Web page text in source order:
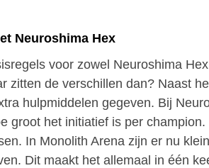
Neuroshima Hex
voor zowel Neuroshima
zitten de verschillen dan? Naast
hulpmiddelen gegeven. Bij
groot het initiatief is per
In Monolith Arena zijn er nu
Dit maakt het allemaal in één